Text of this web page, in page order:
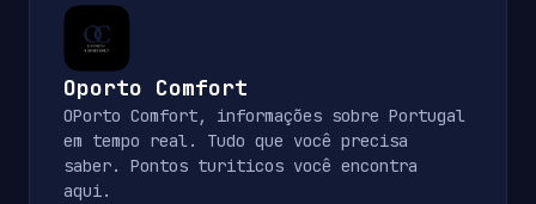
Oporto Comfort
OPorto Comfort, informações sobre Portugal
em tempo real. Tudo que você precisa
saber. Pontos turiticos você encontra
aqui.